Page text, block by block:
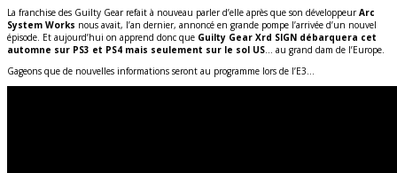
La franchise des Guilty Gear refait à nouveau parler d’elle après que son développeurArc
System Works nous avait, l’an dernier, annoncé en grande pompe l’arrivée d’un nouvel
épisode. Et aujourd’hui on apprend donc que Guilty Gear Xrd SIGN débarquera cet
automne sur PS3 et PS4 mais seulement sur le sol US… au grand dam de l’Europe.
Gageons que de nouvelles informations seront au programme lors de l’E3…